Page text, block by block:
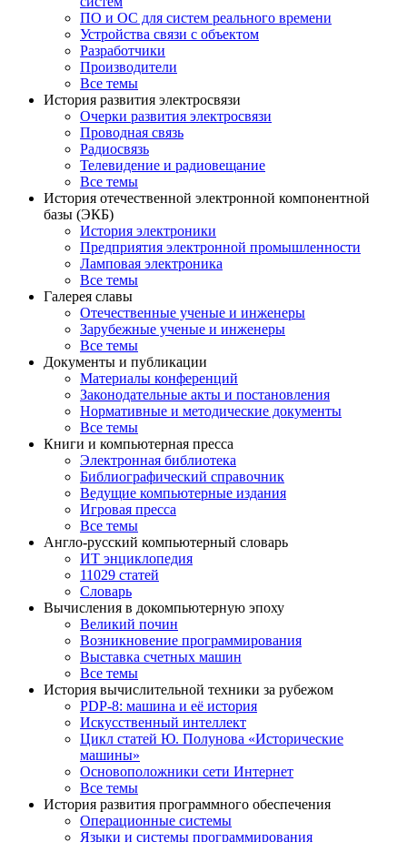
ПО и ОС для систем реального времени
Устройства связи с объектом
Разработчики
Производители
Все темы
История развития электросвязи
Очерки развития электросвязи
Проводная связь
Радиосвязь
Телевидение и радиовещание
Все темы
История отечественной электронной компонентной
базы (ЭКБ)
История электроники
Предприятия электронной промышленности
Ламповая электроника
Все темы
Галерея славы
Отечественные ученые и инженеры
Зарубежные ученые и инженеры
Все темы
Документы и публикации
Материалы конференций
Законодательные акты и постановления
Нормативные и методические документы
Все темы
Книги и компьютерная пресса
Электронная библиотека
Библиографический справочник
Ведущие компьютерные издания
Игровая пресса
Все темы
Англо-русский компьютерный словарь
ИТ энциклопедия
11029 статей
Словарь
Вычисления в докомпьютерную эпоху
Великий почин
Возникновение программирования
Выставка счетных машин
Все темы
История вычислительной техники за рубежом
PDP-8: машина и её история
Искусственный интеллект
Цикл статей Ю. Полунова «Исторические
машины»
Основоположники сети Интернет
Все темы
История развития программного обеспечения
Операционные системы
Языки и системы программирования